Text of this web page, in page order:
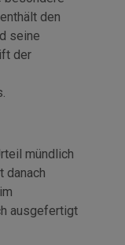
den
seine
der
mündlich
danach
ausgefertigt